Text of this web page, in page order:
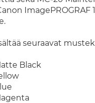
ImagePROGRAF
seuraavat
Black